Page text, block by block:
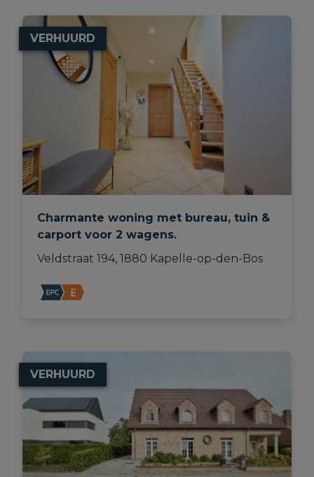
VERHUURD
Charmante woning met bureau, tuin &
carport voor 2 wagens.
Veldstraat 194, 1880 Kapelle-op-den-Bos
VERHUURD